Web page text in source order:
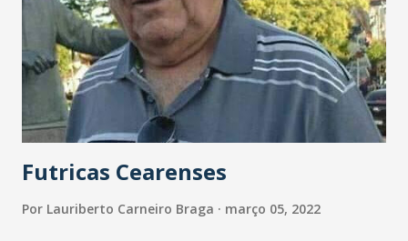
Futricas Cearenses
Por Lauriberto Carneiro Braga março 05, 2022